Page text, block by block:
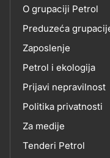
NAMA
O grupaciji Petrol
Preduzeća
Zaposlenje
Petrol i ekologija
Prijavi nepravilnost
Politika privatnosti
Za medije
Tenderi Petrol